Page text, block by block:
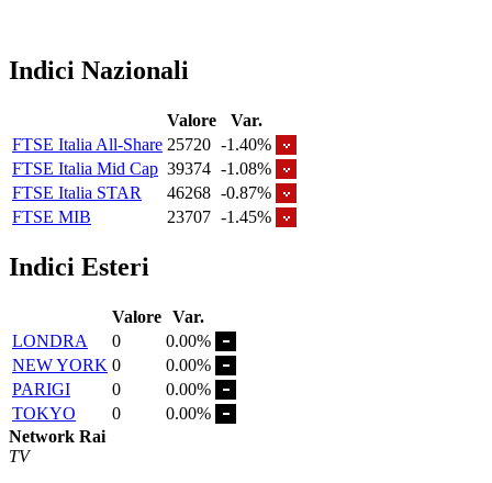
Indici Nazionali
Valore
Var.
FTSE Italia All-Share 25720 -1.40%
FTSE Italia Mid Cap 39374 -1.08%
FTSE Italia STAR
46268 -0.87%
FTSE MIB
23707 -1.45%
Indici Esteri
Valore Var.
LONDRA
0
0.00%
NEW YORK 0
0.00%
PARIGI
0
0.00%
TOKYO
0
0.00%
Network Rai
TV